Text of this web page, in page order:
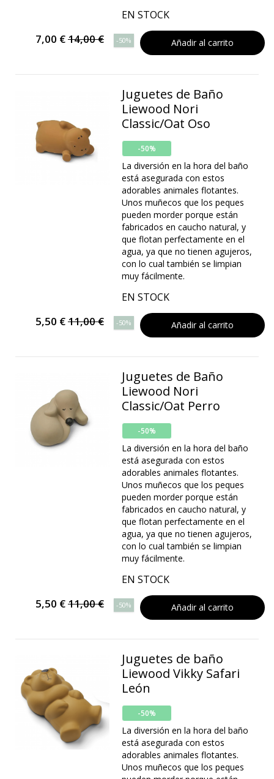
EN STOCK
7,00 €14,00 € -50% Añadir al carrito
Juguetes de Baño
Liewood Nori
Classic/Oat Oso
-50%
La diversión en la hora del baño
está asegurada con estos
adorables animales flotantes.
Unos muñecos que los peques
pueden morder porque están
fabricados en caucho natural, y
que flotan perfectamente en el
agua, ya que no tienen agujeros,
con lo cual también se limpian
muy fácilmente.
EN STOCK
5,50 €11,00 € -50% Añadir al carrito
Juguetes de Baño
Liewood Nori
Classic/Oat Perro
-50%
La diversión en la hora del baño
está asegurada con estos
adorables animales flotantes.
Unos muñecos que los peques
pueden morder porque están
fabricados en caucho natural, y
que flotan perfectamente en el
agua, ya que no tienen agujeros,
con lo cual también se limpian
muy fácilmente.
EN STOCK
5,50 €11,00 € -50% Añadir al carrito
Juguetes de baño
Liewood Vikky Safari
León
-50%
La diversión en la hora del baño
está asegurada con estos
adorables animales flotantes.
Unos muñecos que los peques